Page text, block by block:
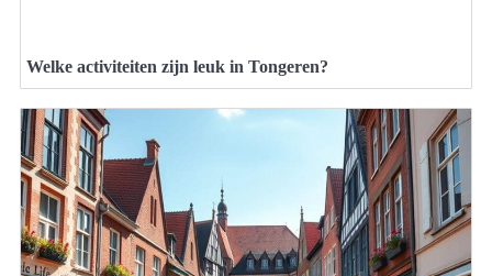
Welke activiteiten zijn leuk in Tongeren?